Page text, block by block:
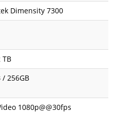
Dimensity 7300
TB
/ 256GB
1080p@@30fps